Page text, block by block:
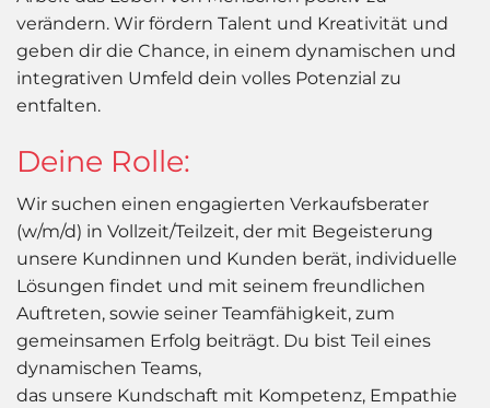
verändern. Wir fördern Talent und Kreativität und
geben dir die Chance, in einem dynamischen und
integrativen Umfeld dein volles Potenzial zu
entfalten.
Deine Rolle:
Wir suchen einen engagierten Verkaufsberater
(w/m/d) in Vollzeit/Teilzeit, der mit Begeisterung
unsere Kundinnen und Kunden berät, individuelle
Lösungen findet und mit seinem freundlichen
Auftreten, sowie seiner Teamfähigkeit, zum
gemeinsamen Erfolg beiträgt. Du bist Teil eines
dynamischen Teams,
das unsere Kundschaft mit Kompetenz, Empathie